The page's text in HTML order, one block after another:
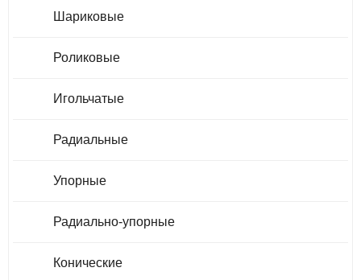
Шариковые
Роликовые
Игольчатые
Радиальные
Упорные
Радиально-упорные
Конические